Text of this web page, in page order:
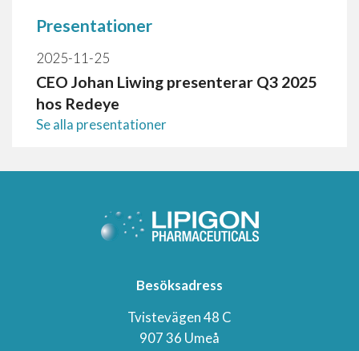
Presentationer
2025-11-25
CEO Johan Liwing presenterar Q3 2025
hos Redeye
Se alla presentationer
Besöksadress
Tvistevägen 48 C
907 36 Umeå